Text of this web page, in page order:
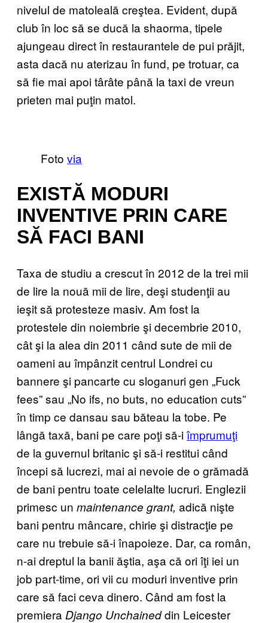
nivelul de matoleală creştea. Evident, după
club în loc să se ducă la shaorma, tipele
ajungeau direct în restaurantele de pui prăjit,
asta dacă nu aterizau în fund, pe trotuar, ca
să fie mai apoi târâte până la taxi de vreun
prieten mai puţin matol.
Foto via
EXISTĂ MODURI
INVENTIVE PRIN CARE
SĂ FACI BANI
Taxa de studiu a crescut în 2012 de la trei mii
de lire la nouă mii de lire, deşi studenţii au
ieşit să protesteze masiv. Am fost la
protestele din noiembrie şi decembrie 2010,
cât şi la alea din 2011 când sute de mii de
oameni au împânzit centrul Londrei cu
bannere şi pancarte cu sloganuri gen „Fuck
fees” sau „No ifs, no buts, no education cuts”
în timp ce dansau sau băteau la tobe. Pe
lângă taxă, bani pe care poţi să-iîmprumuţi
de la guvernul britanic şi să-i restitui când
începi să lucrezi, mai ai nevoie de o grămadă
de bani pentru toate celelalte lucruri. Englezii
primesc un maintenance grant, adică nişte
bani pentru mâncare, chirie şi distracţie pe
care nu trebuie să-i înapoieze. Dar, ca român,
n-ai dreptul la banii ăştia, aşa că ori îţi iei un
job part-time, ori vii cu moduri inventive prin
care să faci ceva dinero. Când am fost la
premiera Django Unchaineddin Leicester